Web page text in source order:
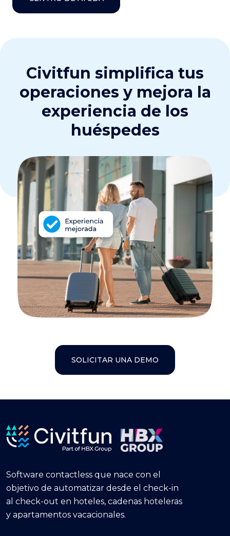
Civitfun simplifica tus
operaciones y mejora la
experiencia de los
huéspedes
SOLICITAR UNA DEMO
Software contactless que nace con el
objetivo de automatizar desde el check-in
al check-out en hoteles, cadenas hoteleras
y apartamentos vacacionales.